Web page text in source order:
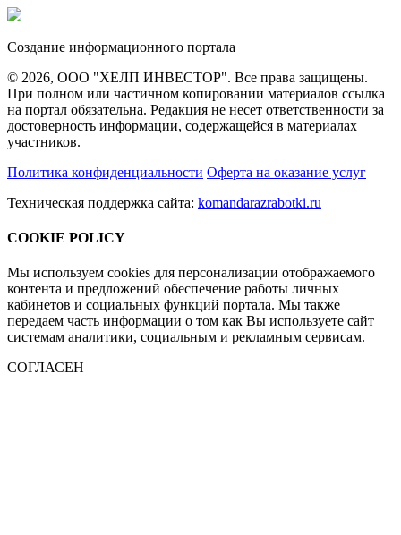
Создание информационного портала
© 2026, ООО "ХЕЛП ИНВЕСТОР". Все права защищены.
При полном или частичном копировании материалов ссылка
на портал обязательна. Редакция не несет ответственности за
достоверность информации, содержащейся в материалах
участников.
Политика конфиденциальности Оферта на оказание услуг
Техническая поддержка сайта: komandarazrabotki.ru
COOKIE POLICY
Мы используем cookies для персонализации отображаемого
контента и предложений обеспечение работы личных
кабинетов и социальных функций портала. Мы также
передаем часть информации о том как Вы используете сайт
системам аналитики, социальным и рекламным сервисам.
СОГЛАСЕН